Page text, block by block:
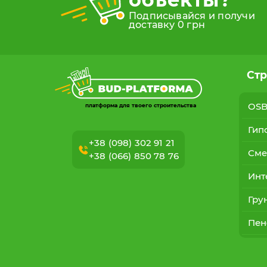
Подписывайся и получи
доставку 0 грн
платформа для твоего строительства
+38 (098) 302 91 21
+38 (066) 850 78 76
OSB